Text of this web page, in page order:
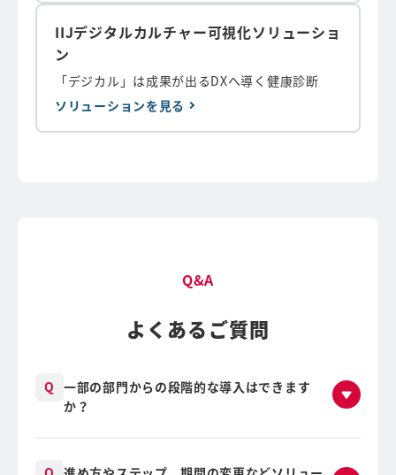
IIJデジタルカルチャー可視化ソリューショ
ン
「デジカル」は成果が出るDXへ導く健康診断
ソリューションを見る
Q&A
よくあるご質問
一部の部門からの段階的な導入はできます
か？